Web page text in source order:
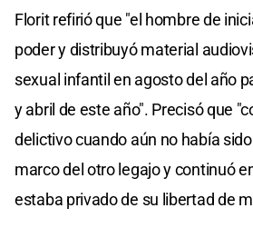
Florit refirió que "el hombre de
poder y distribuyó material
sexual infantil en agosto del año
y abril de este año". Precisó que
delictivo cuando aún no había
marco del otro legajo y continuó
estaba privado de su libertad de